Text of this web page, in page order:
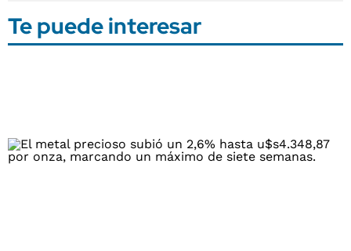
Te puede interesar